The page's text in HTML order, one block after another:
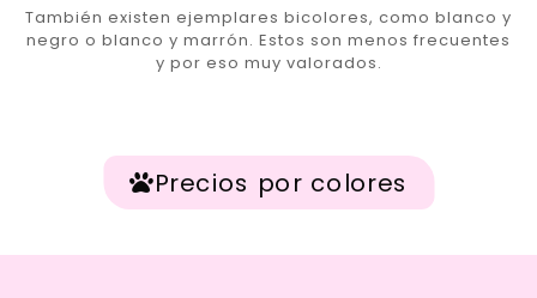
También existen ejemplares bicolores, como blanco y
negro o blanco y marrón. Estos son menos frecuentes
y por eso muy valorados.
Precios por colores